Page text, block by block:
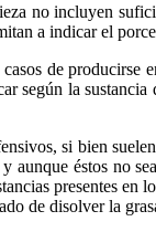
no incluyen
a indicar el
de
según la
si bien
aunque éstos
presentes
de disolver la